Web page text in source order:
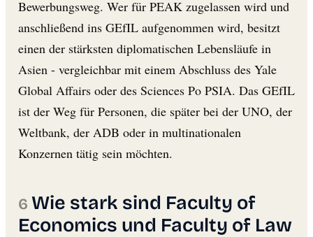
Bewerbungsweg. Wer für PEAK zugelassen wird und
anschließend ins GEfIL aufgenommen wird, besitzt
einen der stärksten diplomatischen Lebensläufe in
Asien - vergleichbar mit einem Abschluss des Yale
Global Affairs oder des Sciences Po PSIA. Das GEfIL
ist der Weg für Personen, die später bei der UNO, der
Weltbank, der ADB oder in multinationalen
Konzernen tätig sein möchten.
Wie stark sind Faculty of
Economics und Faculty of Law